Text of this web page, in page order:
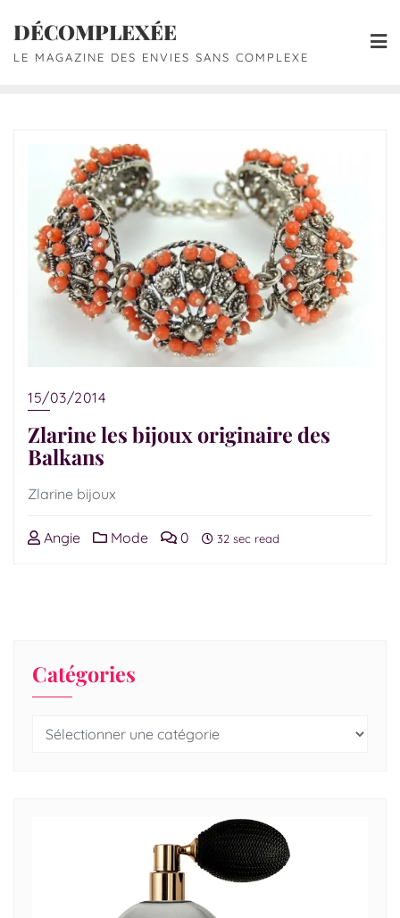
DÉCOMPLEXÉE
LE MAGAZINE DES ENVIES SANS COMPLEXE
15/03/2014
Zlarine les bijoux originaire des
Balkans
Zlarine bijoux
Angie Mode 0 32 sec read
Catégories